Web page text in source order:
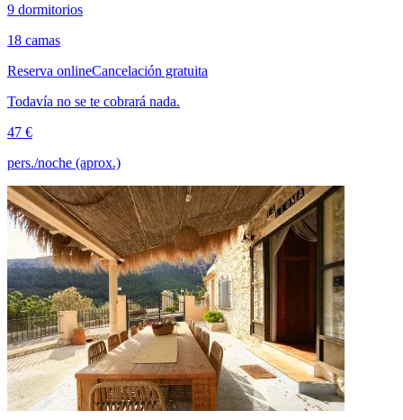
9 dormitorios
18 camas
Reserva onlineCancelación gratuita
Todavía no se te cobrará nada.
47 €
pers./noche (aprox.)